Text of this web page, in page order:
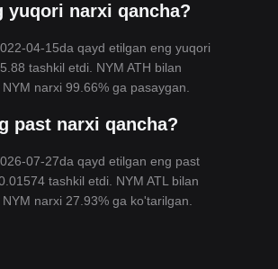
yuqori narxi qancha?
04-15da qayd etilgan eng yuqori
tashkil etdi. NYM ATH bilan
narxi 99.66% ga pasaygan.
past narxi qancha?
07-27da qayd etilgan eng past
tashkil etdi. NYM ATL bilan
narxi 27.93% ga ko'tarilgan.